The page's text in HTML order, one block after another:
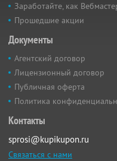
Заработайте, как
Прошедшие акции
Документы
Агентский договор
Лицензионный договор
Публичная оферта
Политика
Контакты
sprosi@kupikupon.ru
Связаться с нами